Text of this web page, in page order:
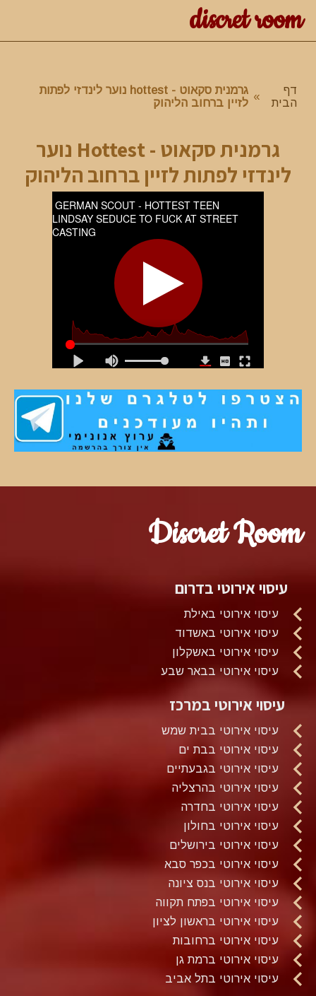
discret room
דף
הבית
»
גרמנית סקאוט - hottest נוער לינדזי לפתות
לזיין ברחוב הליהוק
גרמנית סקאוט - Hottest נוער
לינדזי לפתות לזיין ברחוב הליהוק
Discret Room
עיסוי אירוטי בדרום
עיסוי אירוטי באילת
עיסוי אירוטי באשדוד
עיסוי אירוטי באשקלון
עיסוי אירוטי בבאר שבע
עיסוי אירוטי במרכז
עיסוי אירוטי בבית שמש
עיסוי אירוטי בבת ים
עיסוי אירוטי בגבעתיים
עיסוי אירוטי בהרצליה
עיסוי אירוטי בחדרה
עיסוי אירוטי בחולון
עיסוי אירוטי בירושלים
עיסוי אירוטי בכפר סבא
עיסוי אירוטי בנס ציונה
עיסוי אירוטי בפתח תקווה
עיסוי אירוטי בראשון לציון
עיסוי אירוטי ברחובות
עיסוי אירוטי ברמת גן
עיסוי אירוטי בתל אביב